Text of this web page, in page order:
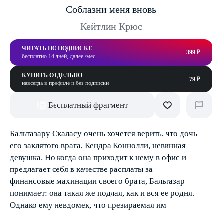
Соблазни меня вновь
Кейтлин Крюс
ЧИТАТЬ ПО ПОДПИСКЕ
бесплатно 14 дней, далее /мес
399 ₽
КУПИТЬ ОТДЕЛЬНО
навсегда в профиле и без подписки
79 ₽
Бесплатный фрагмент
Бальтазару Скаласу очень хочется верить, что дочь
его заклятого врага, Кендра Коннолли, невинная
девушка. Но когда она приходит к нему в офис и
предлагает себя в качестве расплаты за
финансовые махинации своего брата, Бальтазар
понимает: она такая же подлая, как и вся ее родня.
Однако ему невдомек, что презираемая им